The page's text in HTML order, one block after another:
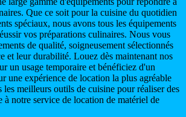
Que ce soit pour la cuisine du quotidien
spéciaux, nous avons tous les équipements
vos préparations culinaires. Nous vous
de qualité, soigneusement sélectionnés
et leur durabilité. Louez dès maintenant nos
un usage temporaire et bénéficiez d'un
une expérience de location la plus agréable
meilleurs outils de cuisine pour réaliser des
à notre service de location de matériel de